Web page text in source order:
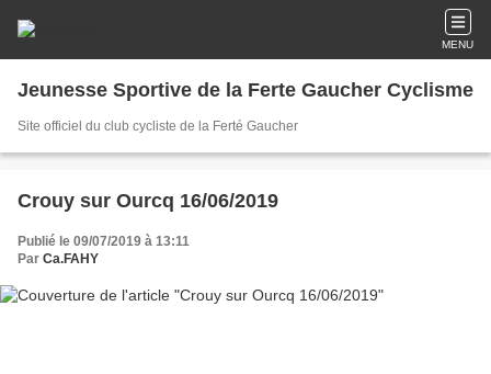
MENU
Jeunesse Sportive de la Ferte Gaucher Cyclisme
Site officiel du club cycliste de la Ferté Gaucher
Crouy sur Ourcq 16/06/2019
Publié le 09/07/2019 à 13:11
Par Ca.FAHY